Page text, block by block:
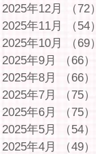
2025年12月
（72）
2025年11月
（54）
2025年10月
（69）
2025年9月
（66）
2025年8月
（66）
2025年7月
（75）
2025年6月
（75）
2025年5月
（54）
2025年4月
（49）